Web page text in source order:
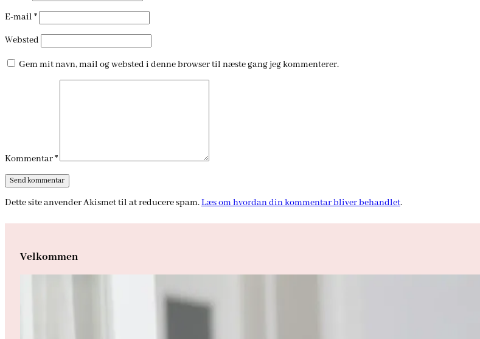
E-mail *
Websted
Gem mit navn, mail og websted i denne browser til næste gang jeg kommenterer.
Kommentar*
Dette site anvender Akismet til at reducere spam.Læs om hvordan din kommentar bliver behandlet.
Velkommen